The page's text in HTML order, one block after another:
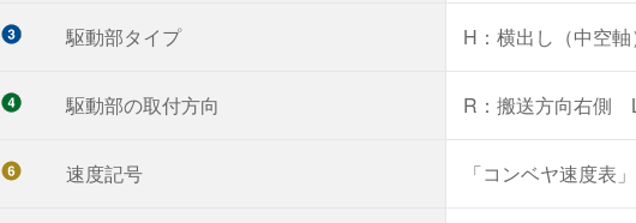
駆動部タイプ H：横出し（中空
駆動部の取付方向 R：搬送方向右側
速度記号 「コンベヤ速度表